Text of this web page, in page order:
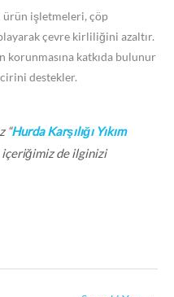
ürün işletmeleri, çöp
çevre kirliliğini azaltır.
korunmasına katkıda bulunur
destekler.
“Hurda Karşılığı Yıkım
içeriğimiz de ilginizi